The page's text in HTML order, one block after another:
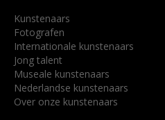
Kunstenaars
Fotografen
Internationale kunstenaars
Jong talent
Museale kunstenaars
Nederlandse kunstenaars
Over onze kunstenaars